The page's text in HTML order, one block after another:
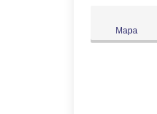
Sex:
Mapa